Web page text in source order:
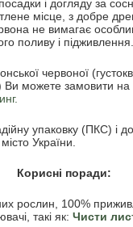
і догляду за
місце, з добре
не вимагає
поливу і підживлення.
червоної
можете замовити на
упаковку (ПКС) і
України.
Корисні поради:
рослин, 100%
такі як: Чисти